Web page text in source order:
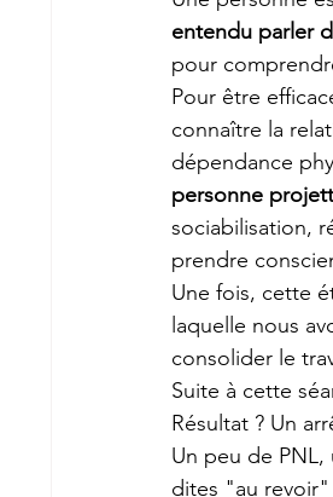
entendu parler
pour
Pour être
connaître la
dépendance
personne
sociabilisation,
prendre
Une fois, cette
laquelle nous
consolider le
Suite à cette
Résultat ? Un
Un peu de
dites "au